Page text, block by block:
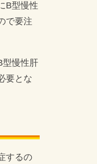
B型慢性
で要注
型慢性肝
要とな
するの